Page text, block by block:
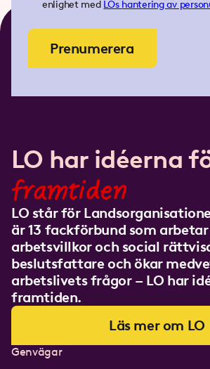
enlighet med LOs hantering av
Prenumerera
LO har idéerna
framtiden
LO står för
är 13 fackförbund som
arbetsvillkor och social
beslutsfattare och ökar
arbetslivets frågor – LO har
framtiden.
Läs mer om LO
Genvägar